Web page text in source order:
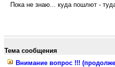
Пока не знаю... куда пошлют -
Тема сообщения
Внимание вопрос !!!